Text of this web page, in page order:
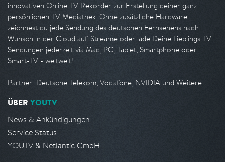
innovativen Online TV Rekorder zur Erstellung deiner ganz
persönlichen TV Mediathek. Ohne zusätzliche Hardware
zeichnest du jede Sendung des deutschen Fernsehens nach
Wunsch in der Cloud auf. Streame oder lade Deine Lieblings TV
Sendungen jederzeit via Mac, PC, Tablet, Smartphone oder
Smart-TV - weltweit!
Partner: Deutsche Telekom, Vodafone, NVIDIA und Weitere.
ÜBER YOUTV
News & Ankündigungen
Service Status
YOUTV & Netlantic GmbH